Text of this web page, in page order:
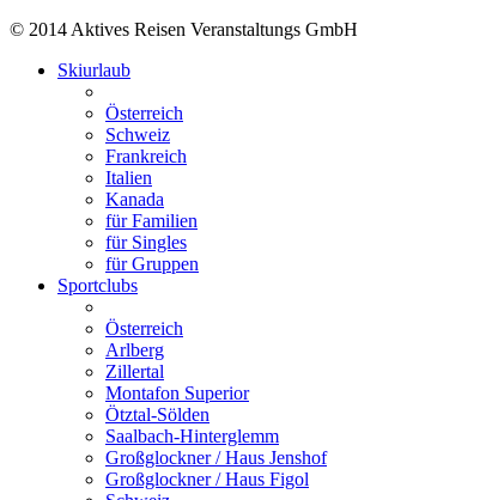
© 2014 Aktives Reisen Veranstaltungs GmbH
Skiurlaub
Österreich
Schweiz
Frankreich
Italien
Kanada
für Familien
für Singles
für Gruppen
Sportclubs
Österreich
Arlberg
Zillertal
Montafon Superior
Ötztal-Sölden
Saalbach-Hinterglemm
Großglockner / Haus Jenshof
Großglockner / Haus Figol